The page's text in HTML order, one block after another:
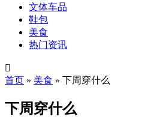
文体车品
鞋包
美食
热门资讯

首页 » 美食 » 下周穿什么
下周穿什么